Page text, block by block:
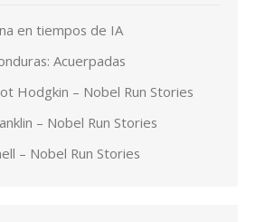
en tiempos de IA
Acuerpadas
Hodgkin – Nobel Run Stories
– Nobel Run Stories
– Nobel Run Stories